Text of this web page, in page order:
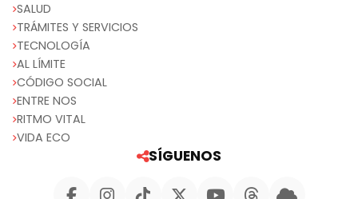
SALUD
TRÁMITES Y SERVICIOS
TECNOLOGÍA
AL LÍMITE
CÓDIGO SOCIAL
ENTRE NOS
RITMO VITAL
VIDA ECO
SÍGUENOS